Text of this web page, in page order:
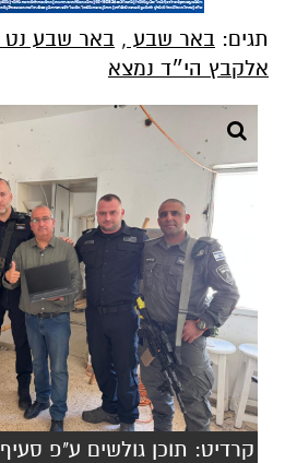
תגים: באר שבע , באר שבע נט
אלקבץ הי״ד נמצא
קרדיט: תוכן גולשים ע"פ סעיף 27א'